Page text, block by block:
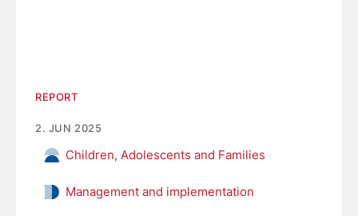
REPORT
2. JUN 2025
Children, Adolescents and Families
Management and implementation